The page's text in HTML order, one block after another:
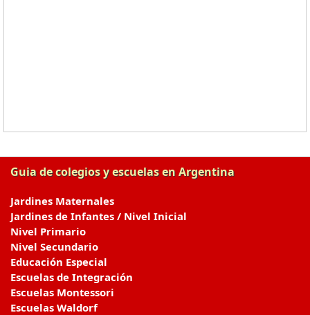
Guia de colegios y escuelas en Argentina
Jardines Maternales
Jardines de Infantes / Nivel Inicial
Nivel Primario
Nivel Secundario
Educación Especial
Escuelas de Integración
Escuelas Montessori
Escuelas Waldorf